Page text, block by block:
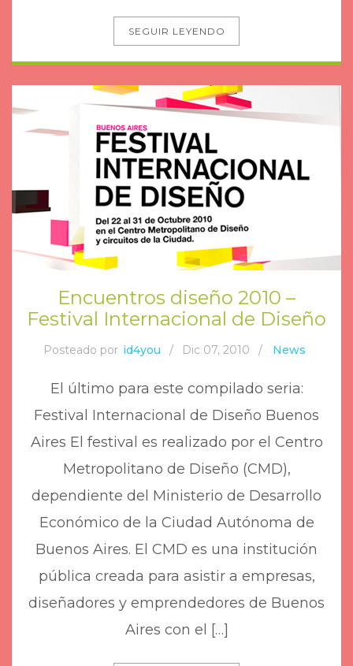
SEGUIR LEYENDO
Encuentros diseño 2010 –
Festival Internacional de Diseño
Posteado por id4you / Dic 07, 2010 / News
El último para este compilado seria:
Festival Internacional de Diseño Buenos
Aires El festival es realizado por el Centro
Metropolitano de Diseño (CMD),
dependiente del Ministerio de Desarrollo
Económico de la Ciudad Autónoma de
Buenos Aires. El CMD es una institución
pública creada para asistir a empresas,
diseñadores y emprendedores de Buenos
Aires con el […]